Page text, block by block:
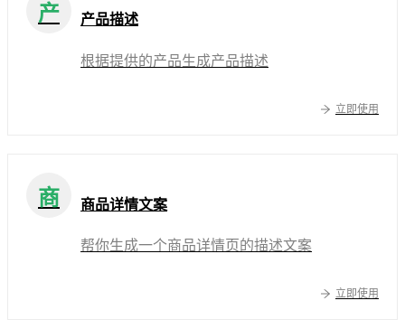
产 产品描述
根据提供的产品生成产品描述
立即使用
商 商品详情文案
帮你生成一个商品详情页的描述文案
立即使用